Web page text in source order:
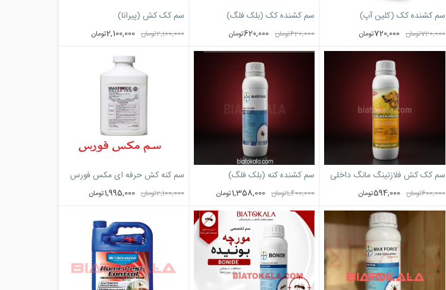
سم کشنده کک (کلین آپ)
720,000تومان 720,000تومان
سم کشنده کک (بلک فلگ)
620,000تومان 620,000تومان
سم کک کش (پیرانا)
2,100,000تومان 2,100,000تومان
سم کک کش فلازتینگ مانگ داخلی
600,000تومان 594,000تومان
سم کشنده کنه (بلک فلگ)
1,400,000تومان 1,358,000تومان
سم کنه کش حرفه ای مکس فورس
2,100,000تومان 1,995,000تومان